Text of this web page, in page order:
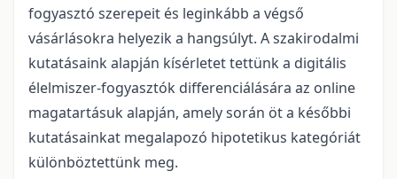
fogyasztó szerepeit és leginkább a végső
vásárlásokra helyezik a hangsúlyt. A szakirodalmi
kutatásaink alapján kísérletet tettünk a digitális
élelmiszer-fogyasztók differenciálására az online
magatartásuk alapján, amely során öt a későbbi
kutatásainkat megalapozó hipotetikus kategóriát
különböztettünk meg.